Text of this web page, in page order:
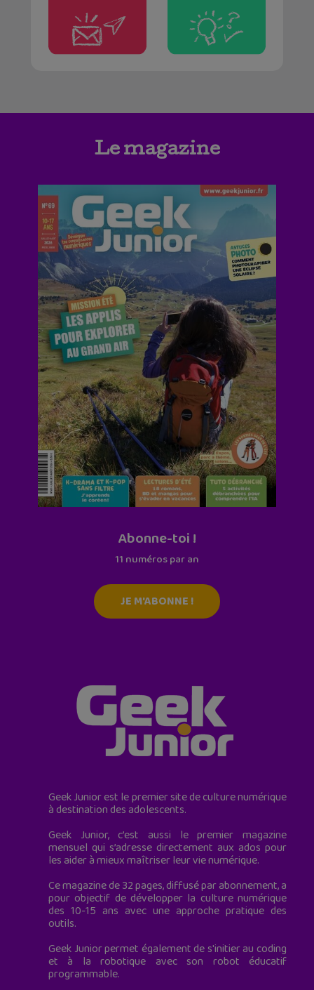
Le magazine
Abonne-toi !
11 numéros par an
JE M'ABONNE !
Geek Junior est le premier site de culture numérique
à destination des adolescents.
Geek Junior, c’est aussi le premier magazine
mensuel qui s’adresse directement aux ados pour
les aider à mieux maîtriser leur vie numérique.
Ce magazine de 32 pages, diffusé par abonnement, a
pour objectif de développer la culture numérique
des 10-15 ans avec une approche pratique des
outils.
Geek Junior permet également de s'initier au coding
et à la robotique avec son robot éducatif
programmable.